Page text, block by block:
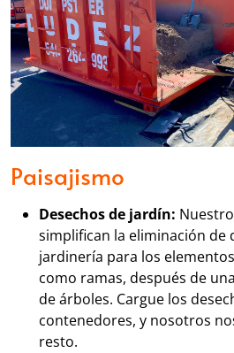
Paisajismo
Desechos de jardín:
simplifican la eliminación de
jardinería para los
como ramas, después de
de árboles. Cargue los
contenedores, y nosotros
resto.